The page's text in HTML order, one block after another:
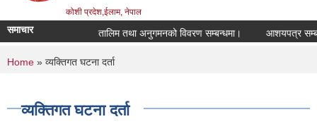
कोशी प्रदेश,ईलाम, नेपाल
समाचार तालिम तथा अनुगमनको विवरण सम्बन्धमा। आशयपत्र
You are here
Home » व्यक्तिगत घटना दर्ता
व्यक्तिगत घटना दर्ता